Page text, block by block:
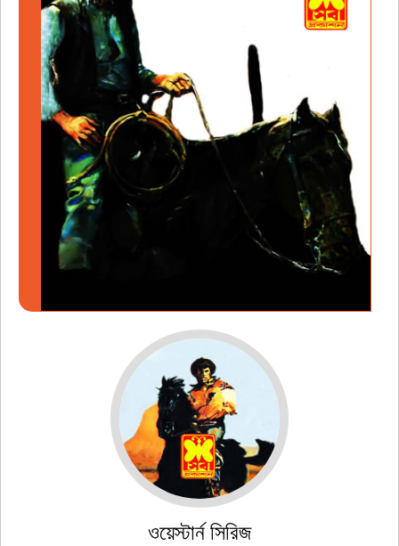
ওয়েস্টার্ন সিরিজ